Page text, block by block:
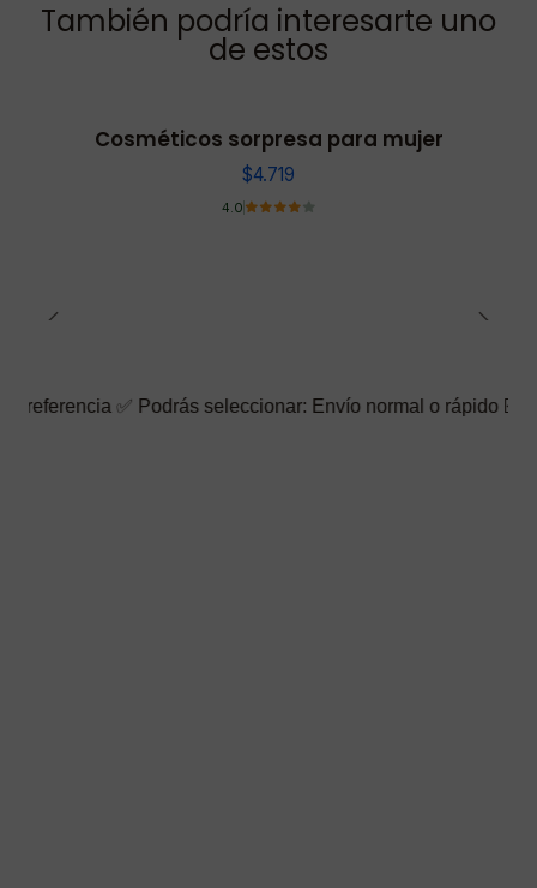
También podría interesarte uno
de estos
Cosméticos sorpresa para mujer
$4.719
4.0
Podrás seleccionar: Envío normal o rápido ☑️ También